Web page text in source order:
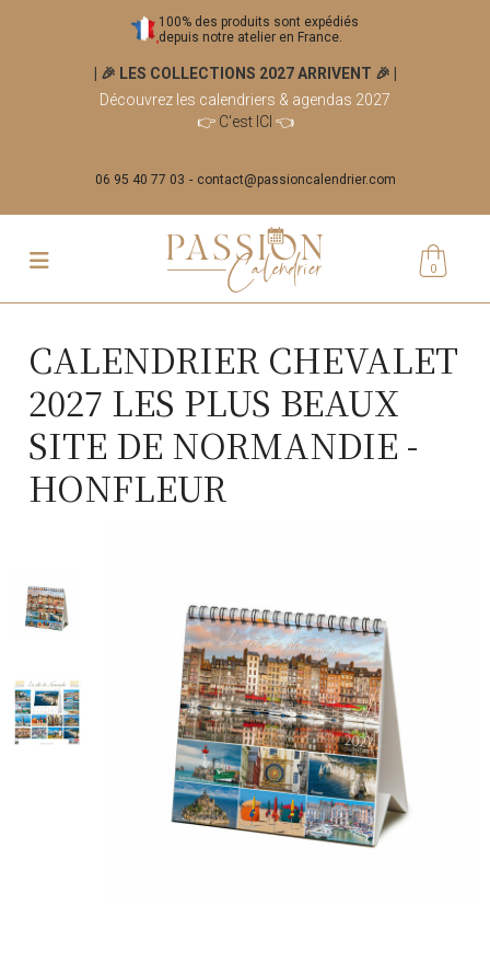
100% des produits sont expédiés
depuis notre atelier en France.
| 🎉 LES COLLECTIONS 2027 ARRIVENT 🎉
Découvrez les calendriers & agendas 2027
👉 C'est ICI 👈
06 95 40 77 03 contact@passioncalendrier.com
0
CALENDRIER CHEVALET
2027 LES PLUS BEAUX
SITE DE NORMANDIE -
HONFLEUR